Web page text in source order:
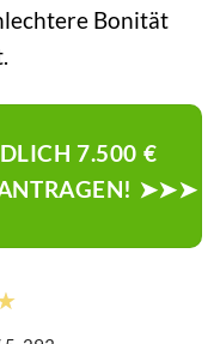
Bonität
7.500 €
➤➤➤